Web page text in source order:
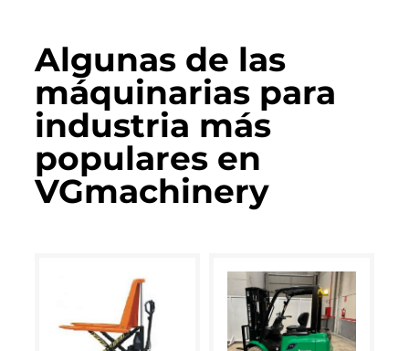
Algunas de las
máquinarias para
industria más
populares en
VGmachinery